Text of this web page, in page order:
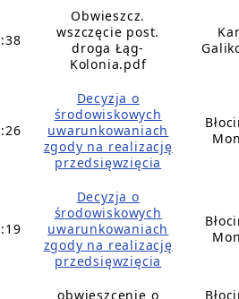
Obwieszcz.
wszczęcie post.
droga Łąg-
Kolonia.pdf
Decyzja o
środowiskowych
uwarunkowaniach
zgody na realizację
przedsięwzięcia
Decyzja o
środowiskowych
uwarunkowaniach
zgody na realizację
przedsięwzięcia
obwieszcenie o